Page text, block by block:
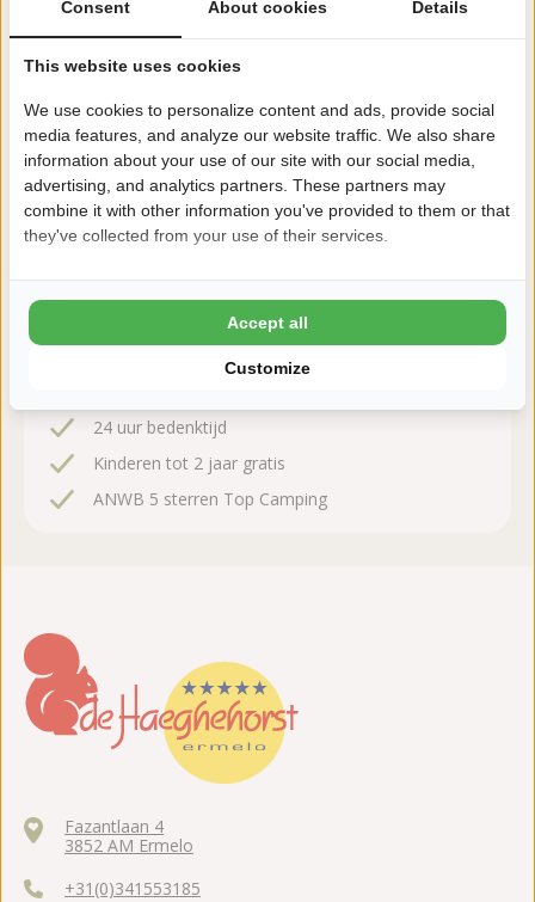
midden op de Veluwe. Rust en natuur gecombineerd met veel
faciliteiten.
Lees meer
Zeker boeken!
Na het boeken heb je nog 24 uur bedenktijd om
kosteloos te wijzigen of te annuleren.
Daarom boek je bij Haeghehorst
24 uur bedenktijd
Kinderen tot 2 jaar gratis
ANWB 5 sterren Top Camping
Fazantlaan 4
3852 AM Ermelo
+31(0)341553185
Consent About cookies Details
This website uses cookies
We use cookies to personalize content and ads, provide social
media features, and analyze our website traffic. We also share
information about your use of our site with our social media,
advertising, and analytics partners. These partners may
combine it with other information you've provided to them or that
they've collected from your use of their services.
Customize
Accept all